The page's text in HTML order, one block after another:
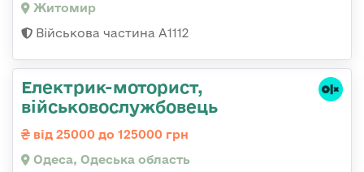
Житомир
Військова частина А1112
Електрик-моторист,
військовослужбовець
від 25000 до 125000 грн
Одеса, Одеська область